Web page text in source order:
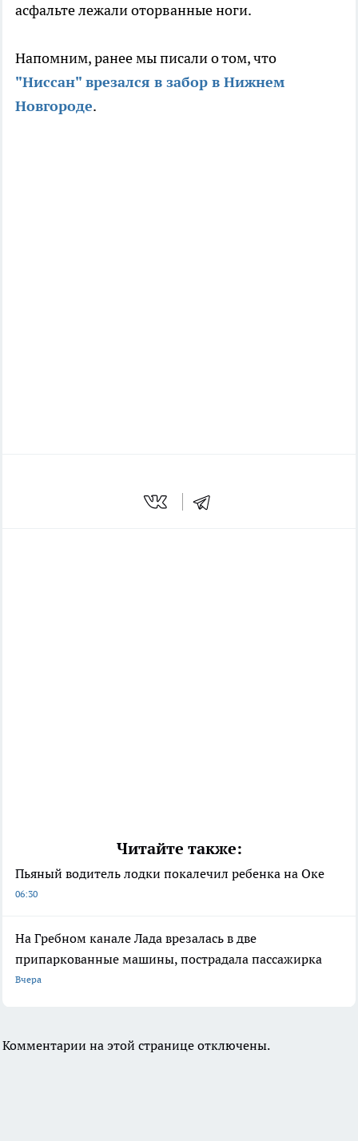
асфальте лежали оторванные ноги.
Напомним, ранее мы писали о том, что
"Ниссан" врезался в забор в Нижнем
Новгороде.
Читайте также:
Пьяный водитель лодки покалечил ребенка на Оке
06:30
На Гребном канале Лада врезалась в две
припаркованные машины, пострадала пассажирка
Вчера
Комментарии на этой странице отключены.